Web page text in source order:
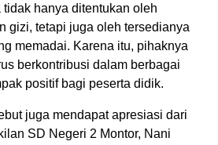
hanya ditentukan oleh
gizi, tetapi juga oleh tersedianya
memadai. Karena itu, pihaknya
berkontribusi dalam berbagai
positif bagi peserta didik.
juga mendapat apresiasi dari
SD Negeri 2 Montor, Nani